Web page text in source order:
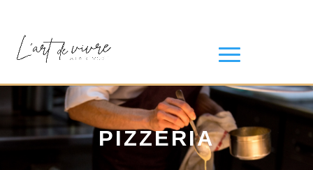
PIZZERIA